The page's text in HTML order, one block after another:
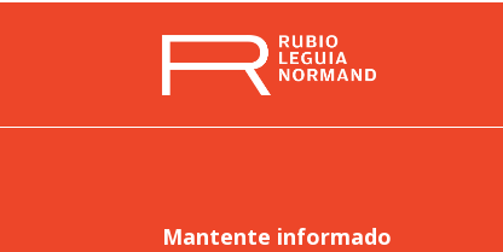
Mantente informado